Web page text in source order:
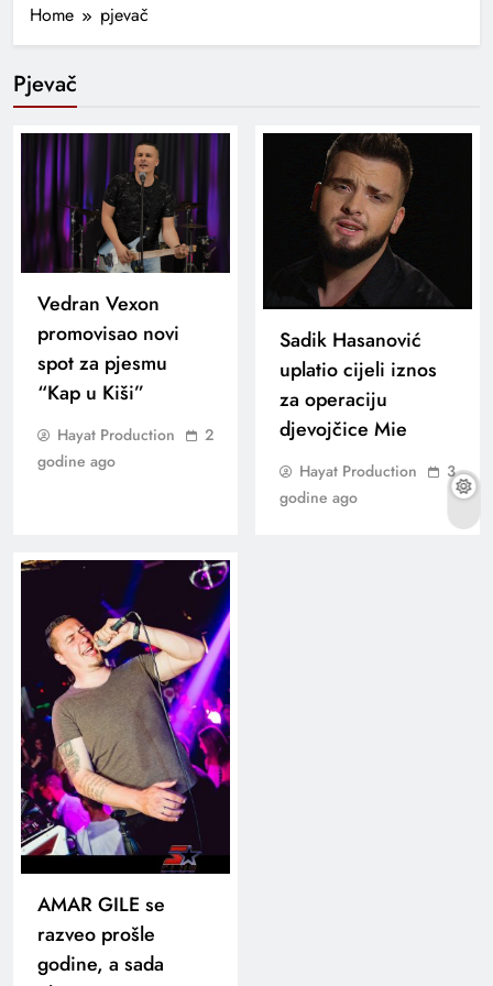
Home pjevač
Pjevač
Vedran Vexon
promovisao novi
spot za pjesmu
“Kap u Kiši”
Hayat Production
2
godine ago
Sadik Hasanović
uplatio cijeli iznos
za operaciju
djevojčice Mie
Hayat Production
3
godine ago
AMAR GILE se
razveo prošle
godine, a sada